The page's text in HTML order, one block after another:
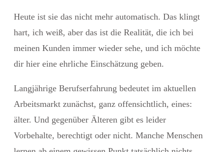
Heute ist sie das nicht mehr automatisch. Das klingt
hart, ich weiß, aber das ist die Realität, die ich bei
meinen Kunden immer wieder sehe, und ich möchte
dir hier eine ehrliche Einschätzung geben.
Langjährige Berufserfahrung bedeutet im aktuellen
Arbeitsmarkt zunächst, ganz offensichtlich, eines:
älter. Und gegenüber Älteren gibt es leider
Vorbehalte, berechtigt oder nicht. Manche Menschen